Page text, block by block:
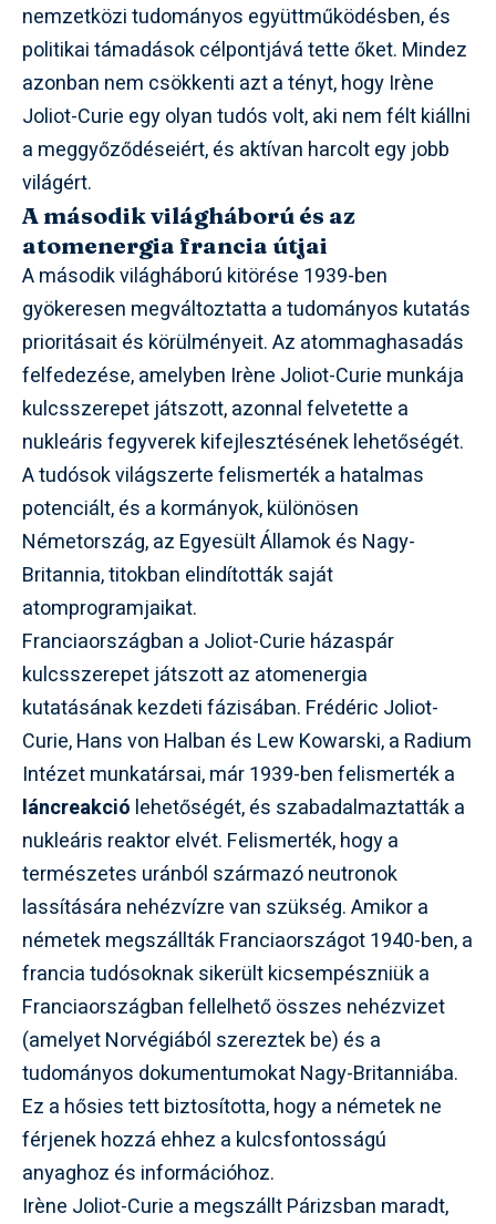
nemzetközi tudományos együttműködésben, és
politikai támadások célpontjává tette őket. Mindez
azonban nem csökkenti azt a tényt, hogy Irène
Joliot-Curie egy olyan tudós volt, aki nem félt kiállni
a meggyőződéseiért, és aktívan harcolt egy jobb
világért.
A második világháború és az
atomenergia francia útjai
A második világháború kitörése 1939-ben
gyökeresen megváltoztatta a tudományos kutatás
prioritásait és körülményeit. Az atommaghasadás
felfedezése, amelyben Irène Joliot-Curie munkája
kulcsszerepet játszott, azonnal felvetette a
nukleáris fegyverek kifejlesztésének lehetőségét.
A tudósok világszerte felismerték a hatalmas
potenciált, és a kormányok, különösen
Németország, az Egyesült Államok és Nagy-
Britannia, titokban elindították saját
atomprogramjaikat.
Franciaországban a Joliot-Curie házaspár
kulcsszerepet játszott az atomenergia
kutatásának kezdeti fázisában. Frédéric Joliot-
Curie, Hans von Halban és Lew Kowarski, a Radium
Intézet munkatársai, már 1939-ben felismerték a
láncreakció lehetőségét, és szabadalmaztatták a
nukleáris reaktor elvét. Felismerték, hogy a
természetes uránból származó neutronok
lassítására nehézvízre van szükség. Amikor a
németek megszállták Franciaországot 1940-ben, a
francia tudósoknak sikerült kicsempészniük a
Franciaországban fellelhető összes nehézvizet
(amelyet Norvégiából szereztek be) és a
tudományos dokumentumokat Nagy-Britanniába.
Ez a hősies tett biztosította, hogy a németek ne
férjenek hozzá ehhez a kulcsfontosságú
anyaghoz és információhoz.
Irène Joliot-Curie a megszállt Párizsban maradt,